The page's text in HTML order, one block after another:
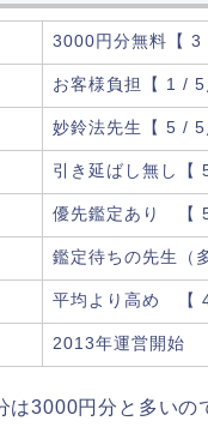
3000円分無料【 3
お客様負担【 1 / 5
妙鈴法先生【 5 / 5
引き延ばし無し【
優先鑑定あり 【
鑑定待ちの先生（
平均より高め 【
2013年運営開始
は3000円分と多い